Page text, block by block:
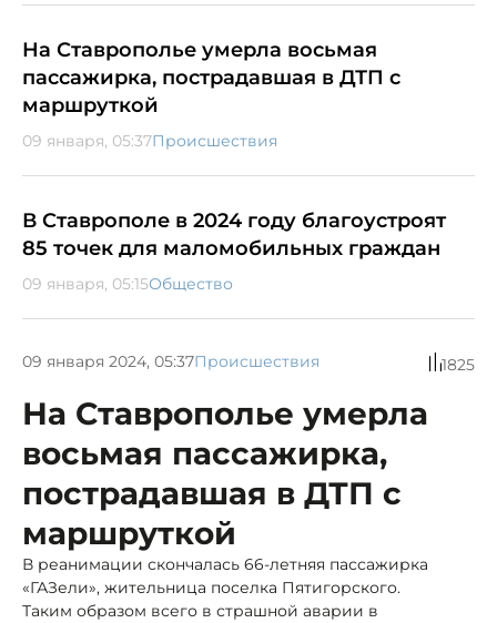
На Ставрополье умерла восьмая
пассажирка, пострадавшая в ДТП с
маршруткой
09 января, 05:37Происшествия
В Ставрополе в 2024 году благоустроят
85 точек для маломобильных граждан
09 января, 05:15Общество
09 января 2024, 05:37Происшествия 1825
На Ставрополье умерла
восьмая пассажирка,
пострадавшая в ДТП с
маршруткой
В реанимации скончалась 66-летняя пассажирка
«ГАЗели», жительница поселка Пятигорского.
Таким образом всего в страшной аварии в